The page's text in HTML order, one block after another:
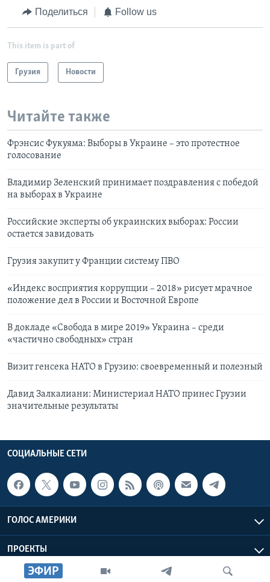
ЭФИР
Поделиться Follow us
This item is part of
Грузия Новости
Читайте также
Фрэнсис Фукуяма: Выборы в Украине – это протестное
голосование
Владимир Зеленский принимает поздравления с победой
на выборах в Украине
Российские эксперты об украинских выборах: России
остается завидовать
Грузия закупит у Франции систему ПВО
«Индекс восприятия коррупции – 2018» рисует мрачное
положение дел в России и Восточной Европе
В докладе «Свобода в мире 2019» Украина – среди
«частично свободных» стран
Визит генсека НАТО в Грузию: своевременный и полезный
Давид Залкалиани: Министериал НАТО принес Грузии
значительные результаты
СОЦИАЛЬНЫЕ СЕТИ
ГОЛОС АМЕРИКИ
ПРОЕКТЫ